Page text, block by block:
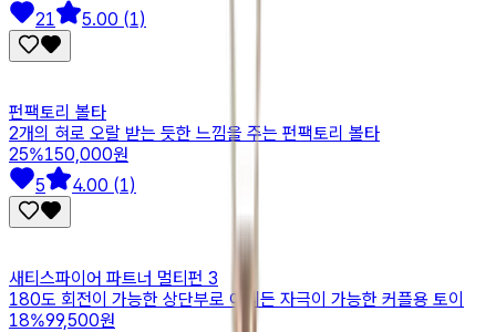
21
5.00 (1)
펀팩토리 볼타
2개의 혀로 오랄 받는 듯한 느낌을 주는 펀팩토리 볼타
25%150,000원
5
4.00 (1)
새티스파이어 파트너 멀티펀 3
180도 회전이 가능한 상단부로 어디든 자극이 가능한 커플용 토이
18%99,500원